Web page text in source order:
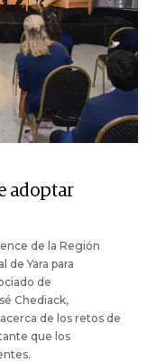
adoptar
de la Región
de Yara para
de
Chediack,
de los retos de
que los